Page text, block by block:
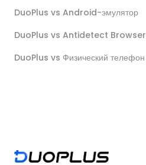
DuoPlus vs Android-эмулятор
DuoPlus vs Antidetect Browser
DuoPlus vs Физический телефон